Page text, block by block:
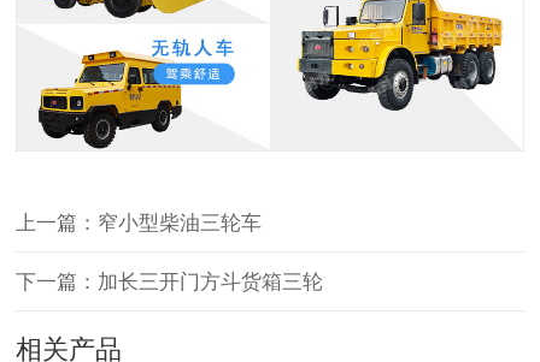
上一篇：窄小型柴油三轮车
下一篇：加长三开门方斗货箱三轮
相关产品